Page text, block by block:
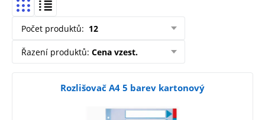
Počet produktů: 12
Řazení produktů: Cena vzest.
Rozlišovač A4 5 barev kartonový